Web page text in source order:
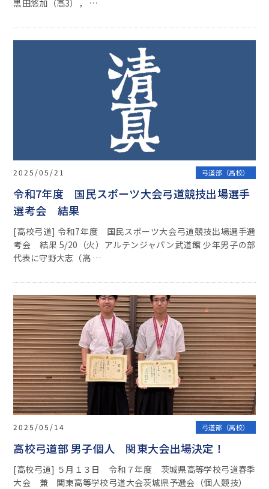
黒田悠加（高3）， …
2025/05/21 弓道部（高校）
令和7年度 国民スポーツ大会弓道競技出場選手
選考会 結果
[高校弓道] 令和7年度 国民スポーツ大会弓道競技出場選手選
考会 結果 5/20（火）アルテンジャパン武道館 少年男子の部
代表に守野大志（高 …
2025/05/14 弓道部（高校）
高校弓道部 男子個人 関東大会出場決定！
[高校弓道] ５月１３日 令和７年度 茨城県高等学校弓道春季
大会 兼 関東高等学校弓道大会茨城県予選会（個人競技）